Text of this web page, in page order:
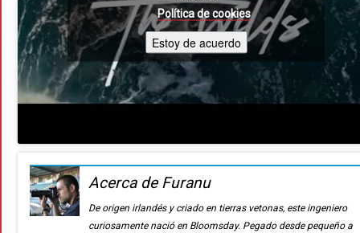
Política de cookies
Estoy de acuerdo
Acerca de Furanu
De origen irlandés y criado en tierras vetonas, este ingeniero
curiosamente nació en Bloomsday. Pegado desde pequeño a